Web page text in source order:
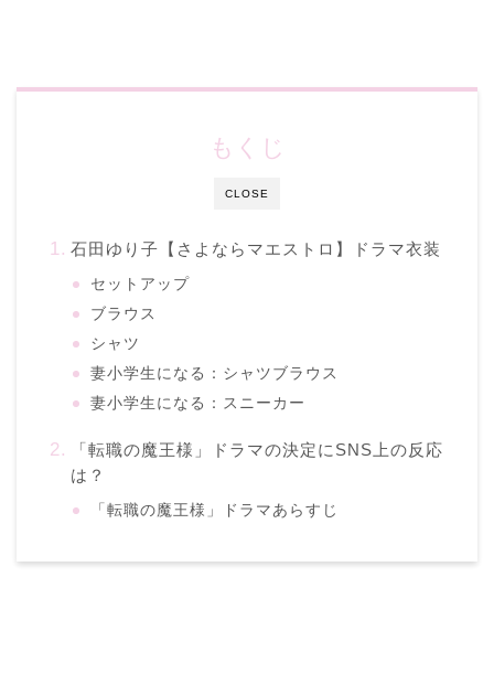
CLOSE
もくじ
石田ゆり子【さよならマエストロ】ドラマ衣装
セットアップ
ブラウス
シャツ
妻小学生になる：シャツブラウス
妻小学生になる：スニーカー
「転職の魔王様」ドラマの決定にSNS上の反応
は？
「転職の魔王様」ドラマあらすじ